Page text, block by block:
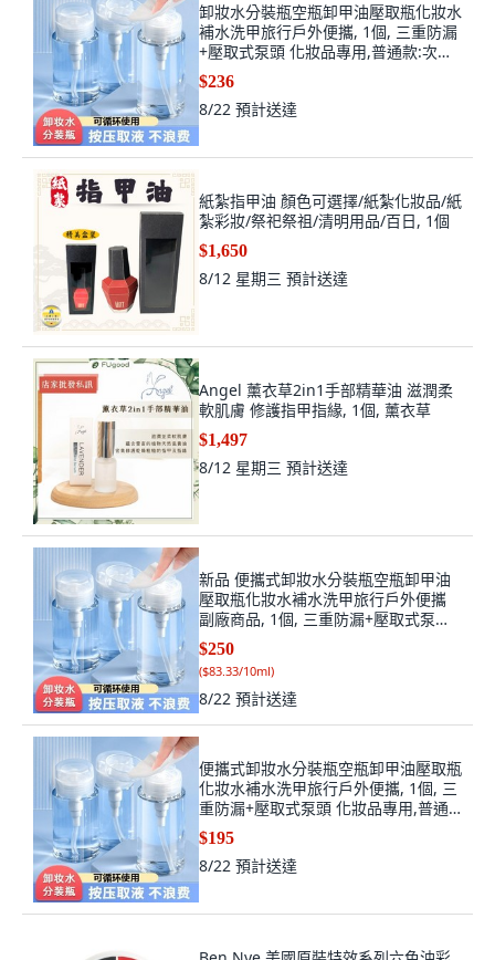
卸妝水分裝瓶空瓶卸甲油壓取瓶化妝水
補水洗甲旅行戶外便攜, 1個, 三重防漏
+壓取式泵頭 化妝品專用,普通款:次料
瓶 30ml 共1瓶
$236
8/22 預計送達
紙紮指甲油 顏色可選擇/紙紮化妝品/紙
紮彩妝/祭祀祭祖/清明用品/百日, 1個
$1,650
8/12 星期三 預計送達
Angel 薰衣草2in1手部精華油 滋潤柔
軟肌膚 修護指甲指緣, 1個, 薰衣草
$1,497
8/12 星期三 預計送達
新品 便攜式卸妝水分裝瓶空瓶卸甲油
壓取瓶化妝水補水洗甲旅行戶外便攜
副廠商品, 1個, 三重防漏+壓取式泵頭
化妝品專用,普通款:次料瓶 30ml 共1
瓶, 30ml
$250
($83.33/10ml)
8/22 預計送達
便攜式卸妝水分裝瓶空瓶卸甲油壓取瓶
化妝水補水洗甲旅行戶外便攜, 1個, 三
重防漏+壓取式泵頭 化妝品專用,普通
款:次料瓶 30ml 共1瓶
$195
8/22 預計送達